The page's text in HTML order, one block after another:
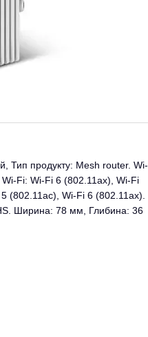
Тип продукту: Mesh router. Wi-
Fi: Wi-Fi 6 (802.11ax), Wi-Fi
(802.11ac), Wi-Fi 6 (802.11ax).
Ширина: 78 мм, Глибина: 36